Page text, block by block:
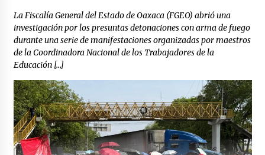
La Fiscalía General del Estado de Oaxaca (FGEO) abrió una
investigación por los presuntas detonaciones con arma de fuego
durante una serie de manifestaciones organizadas por maestros
de la Coordinadora Nacional de los Trabajadores de la
Educación […]